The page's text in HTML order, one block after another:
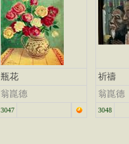
瓶花
翁崑德
3047
祈禱
翁崑德
3048